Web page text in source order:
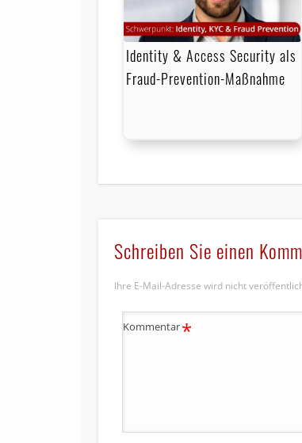
Identity & Access Security als
Fraud-Prevention-Maßnahme
Schreiben Sie einen
Ihre E-Mail-Adresse wird nicht
Kommentar*